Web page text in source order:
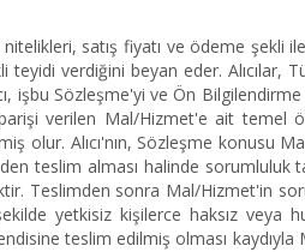
satış fiyatı ve ödeme şekli
verdiğini beyan eder. Alıcılar,
işbu Sözleşme'yi ve Ön
verilen Mal/Hizmet'e ait
olur. Alıcı'nın, Sözleşme konusu
teslim alması halinde
Teslimden sonra Mal/Hizmet'in
yetkisiz kişilerce haksız
teslim edilmiş olması